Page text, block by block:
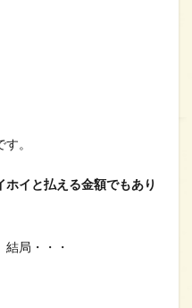
。
イと払える金額でもあり
結局・・・